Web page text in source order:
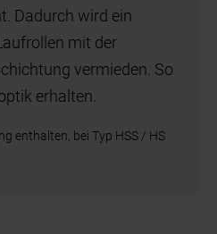
Dadurch wird ein
mit der
vermieden. So
erhalten.
enthalten, bei Typ HSS / HS